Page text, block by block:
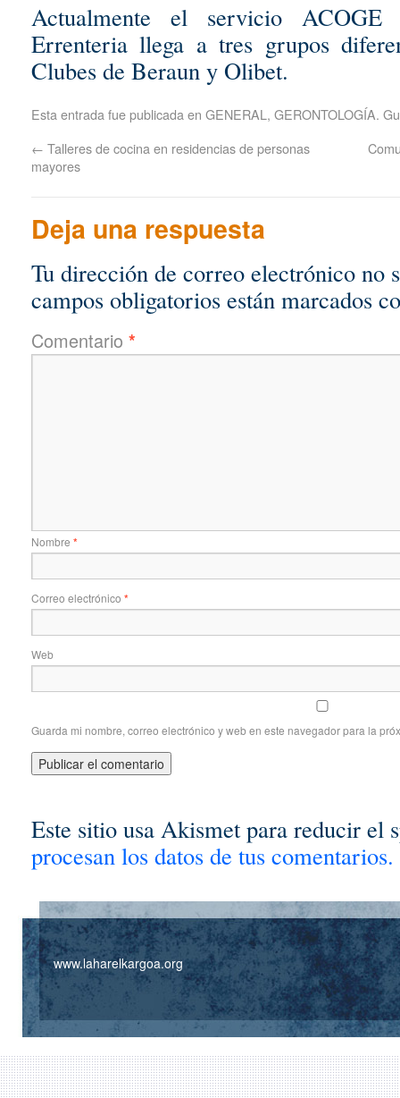
Actualmente el servicio ACOGE
Errenteria llega a tres grupos
Clubes de Beraun y Olibet.
Esta entrada fue publicada en GENERAL , GERONTOLOGÍA.
← Talleres de cocina en residencias de personas
mayores
Deja una respuesta
Tu dirección de correo electrónico no
campos obligatorios están marcados
Comentario *
Nombre *
Correo electrónico *
Web
Guarda mi nombre, correo electrónico y web en este navegador para la
Este sitio usa Akismet para reducir el
procesan los datos de tus comentarios.
www.laharelkargoa.org